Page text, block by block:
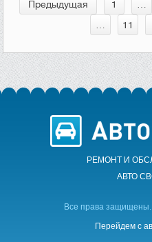
Предыдущая 1
11
РЕМОНТ И
АВТО
Все права
Перейдем с